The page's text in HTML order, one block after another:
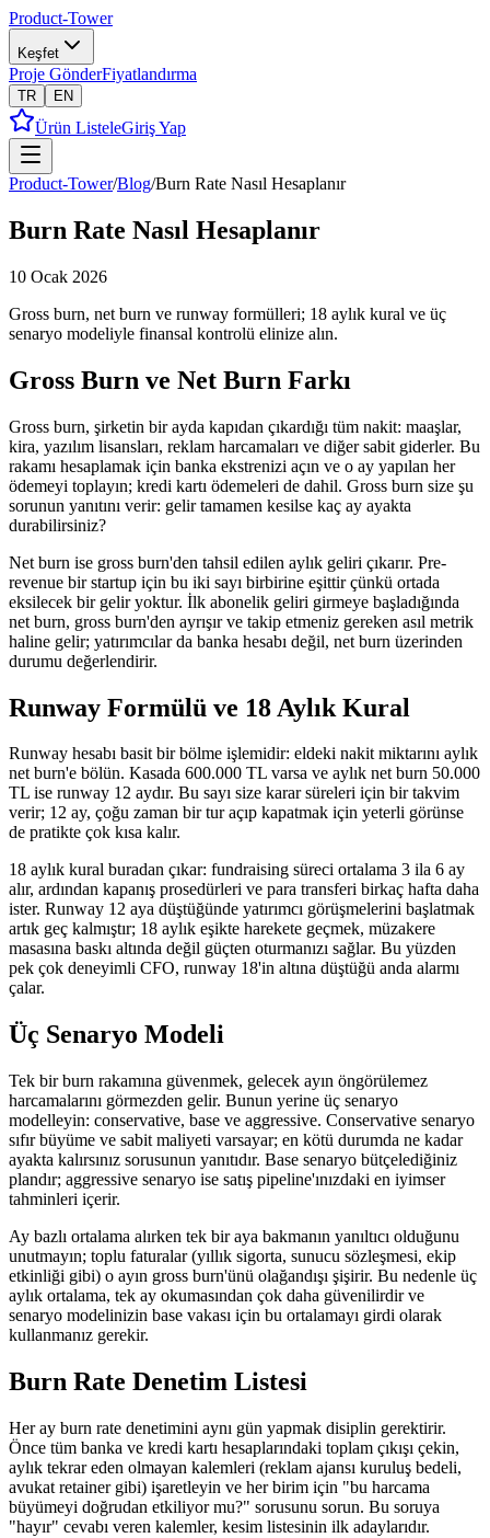
Product-Tower
Keşfet
Proje GönderFiyatlandırma
TR EN
Ürün ListeleGiriş Yap
Product-Tower/Blog/Burn Rate Nasıl Hesaplanır
Burn Rate Nasıl Hesaplanır
10 Ocak 2026
Gross burn, net burn ve runway formülleri; 18 aylık kural ve üç
senaryo modeliyle finansal kontrolü elinize alın.
Gross Burn ve Net Burn Farkı
Gross burn, şirketin bir ayda kapıdan çıkardığı tüm nakit: maaşlar,
kira, yazılım lisansları, reklam harcamaları ve diğer sabit giderler. Bu
rakamı hesaplamak için banka ekstrenizi açın ve o ay yapılan her
ödemeyi toplayın; kredi kartı ödemeleri de dahil. Gross burn size şu
sorunun yanıtını verir: gelir tamamen kesilse kaç ay ayakta
durabilirsiniz?
Net burn ise gross burn'den tahsil edilen aylık geliri çıkarır. Pre-
revenue bir startup için bu iki sayı birbirine eşittir çünkü ortada
eksilecek bir gelir yoktur. İlk abonelik geliri girmeye başladığında
net burn, gross burn'den ayrışır ve takip etmeniz gereken asıl metrik
haline gelir; yatırımcılar da banka hesabı değil, net burn üzerinden
durumu değerlendirir.
Runway Formülü ve 18 Aylık Kural
Runway hesabı basit bir bölme işlemidir: eldeki nakit miktarını aylık
net burn'e bölün. Kasada 600.000 TL varsa ve aylık net burn 50.000
TL ise runway 12 aydır. Bu sayı size karar süreleri için bir takvim
verir; 12 ay, çoğu zaman bir tur açıp kapatmak için yeterli görünse
de pratikte çok kısa kalır.
18 aylık kural buradan çıkar: fundraising süreci ortalama 3 ila 6 ay
alır, ardından kapanış prosedürleri ve para transferi birkaç hafta daha
ister. Runway 12 aya düştüğünde yatırımcı görüşmelerini başlatmak
artık geç kalmıştır; 18 aylık eşikte harekete geçmek, müzakere
masasına baskı altında değil güçten oturmanızı sağlar. Bu yüzden
pek çok deneyimli CFO, runway 18'in altına düştüğü anda alarmı
çalar.
Üç Senaryo Modeli
Tek bir burn rakamına güvenmek, gelecek ayın öngörülemez
harcamalarını görmezden gelir. Bunun yerine üç senaryo
modelleyin: conservative, base ve aggressive. Conservative senaryo
sıfır büyüme ve sabit maliyeti varsayar; en kötü durumda ne kadar
ayakta kalırsınız sorusunun yanıtıdır. Base senaryo bütçelediğiniz
plandır; aggressive senaryo ise satış pipeline'ınızdaki en iyimser
tahminleri içerir.
Ay bazlı ortalama alırken tek bir aya bakmanın yanıltıcı olduğunu
unutmayın; toplu faturalar (yıllık sigorta, sunucu sözleşmesi, ekip
etkinliği gibi) o ayın gross burn'ünü olağandışı şişirir. Bu nedenle üç
aylık ortalama, tek ay okumasından çok daha güvenilirdir ve
senaryo modelinizin base vakası için bu ortalamayı girdi olarak
kullanmanız gerekir.
Burn Rate Denetim Listesi
Her ay burn rate denetimini aynı gün yapmak disiplin gerektirir.
Önce tüm banka ve kredi kartı hesaplarındaki toplam çıkışı çekin,
aylık tekrar eden olmayan kalemleri (reklam ajansı kuruluş bedeli,
avukat retainer gibi) işaretleyin ve her birim için "bu harcama
büyümeyi doğrudan etkiliyor mu?" sorusunu sorun. Bu soruya
"hayır" cevabı veren kalemler, kesim listesinin ilk adaylarıdır.